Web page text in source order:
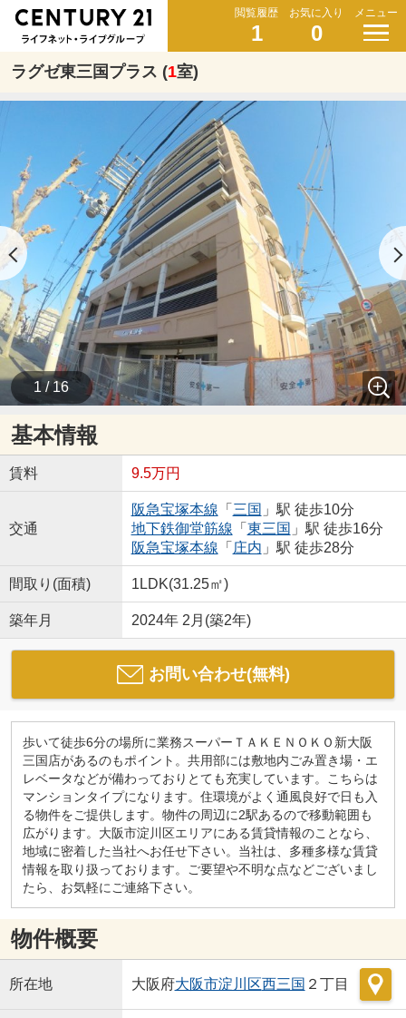
閲覧履歴
1
お気に入り
0
メニュー
ラグゼ東三国プラス (1室)
1 / 16
基本情報
賃料 9.5万円
交通
阪急宝塚本線 「 三国 」駅 徒歩10分
地下鉄御堂筋線 「 東三国 」駅 徒歩16分
阪急宝塚本線 「 庄内 」駅 徒歩28分
間取り(面積) 1LDK(31.25㎡)
築年月 2024年 2月(築2年)
お問い合わせ(無料)
歩いて徒歩6分の場所に業務スーパーＴＡＫＥＮＯＫＯ新大阪
三国店があるのもポイント。共用部には敷地内ごみ置き場・エ
レベータなどが備わっておりとても充実しています。こちらは
マンションタイプになります。住環境がよく通風良好で日も入
る物件をご提供します。物件の周辺に2駅あるので移動範囲も
広がります。大阪市淀川区エリアにある賃貸情報のことなら、
地域に密着した当社へお任せ下さい。当社は、多種多様な賃貸
情報を取り扱っております。ご要望や不明な点などございまし
たら、お気軽にご連絡下さい。
物件概要
所在地 大阪府大阪市淀川区西三国 ２丁目